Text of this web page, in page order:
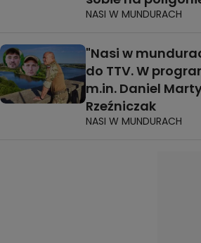
NASI W MUNDURACH
"Nasi w
do TTV. W
m.in. Daniel
Rzeźniczak
NASI W MUNDURACH